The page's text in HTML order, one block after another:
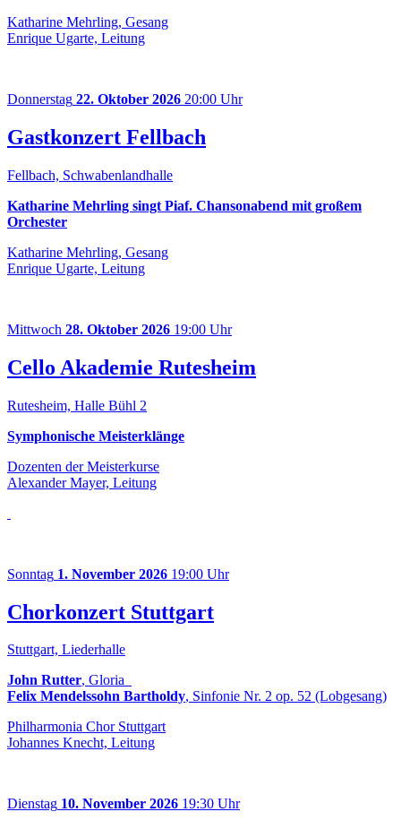
Katharine Mehrling, Gesang
Enrique Ugarte, Leitung
Donnerstag 22. Oktober 2026 20:00 Uhr
Gastkonzert Fellbach
Fellbach, Schwabenlandhalle
Katharine Mehrling singt Piaf. Chansonabend mit großem
Orchester
Katharine Mehrling, Gesang
Enrique Ugarte, Leitung
Mittwoch 28. Oktober 2026 19:00 Uhr
Cello Akademie Rutesheim
Rutesheim, Halle Bühl 2
Symphonische Meisterklänge
Dozenten der Meisterkurse
Alexander Mayer, Leitung
Sonntag 1. November 2026 19:00 Uhr
Chorkonzert Stuttgart
Stuttgart, Liederhalle
John Rutter, Gloria
Felix Mendelssohn Bartholdy, Sinfonie Nr. 2 op. 52 (Lobgesang)
Philharmonia Chor Stuttgart
Johannes Knecht, Leitung
Dienstag 10. November 2026 19:30 Uhr